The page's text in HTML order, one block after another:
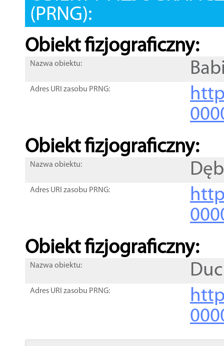
(PRNG):
Obiekt fizjograficzny:
Nazwa obiektu:
Adres URI zasobu PRNG:
Obiekt fizjograficzny:
Nazwa obiektu:
Adres URI zasobu PRNG:
Obiekt fizjograficzny:
Nazwa obiektu:
Adres URI zasobu PRNG: